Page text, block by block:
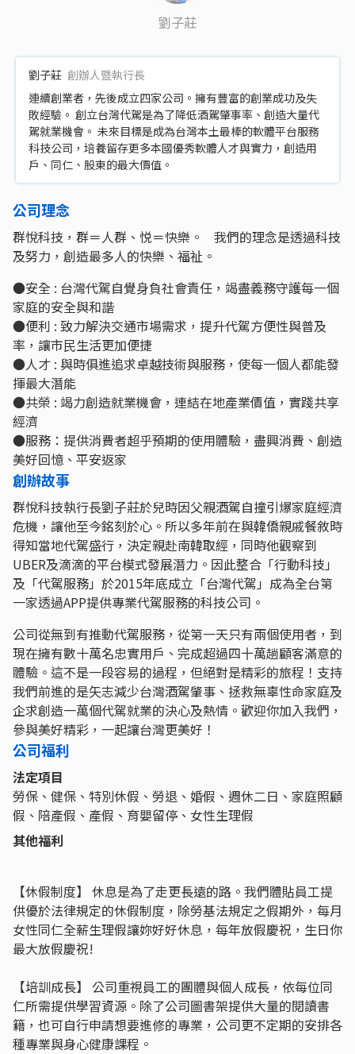
劉子莊
劉子莊 創辦人暨執行長
連續創業者，先後成立四家公司。擁有豐富的創業成功及失
敗經驗。 創立台灣代駕是為了降低酒駕肇事率、創造大量代
駕就業機會。 未來目標是成為台灣本土最棒的軟體平台服務
科技公司，培養留存更多本國優秀軟體人才與實力，創造用
戶、同仁、股東的最大價值。
公司理念
群悅科技，群＝⼈群、悦＝快樂。 我們的理念是透過科技
及努力，創造最多⼈的快樂、福祉。
●安全 : 台灣代駕⾃覺⾝負社會責任，竭盡義務守護每⼀個
家庭的安全與和諧
●便利 : 致力解決交通市場需求，提升代駕⽅便性與普及
率，讓市⺠生活更加便捷
●⼈才 : 與時俱進追求卓越技術與服務，使每⼀個⼈都能發
揮最大潛能
●共榮 : 竭力創造就業機會，連結在地產業價值，實踐共享
經濟
●服務：提供消費者超乎預期的使用體驗，盡興消費、創造
美好回憶、平安返家
創辦故事
群悅科技執⾏⾧劉⼦莊於兒時因⽗親酒駕⾃撞引爆家庭經濟
危機，讓他⾄今銘刻於⼼。所以多年前在與韓僑親戚餐敘時
得知當地代駕盛⾏，決定親赴南韓取經，同時他觀察到
UBER及滴滴的平台模式發展潛⼒。因此整合「⾏動科技」
及「代駕服務」於2015年底成⽴「台灣代駕」成為全台第
⼀家透過APP提供專業代駕服務的科技公司。
公司從無到有推動代駕服務，從第⼀天只有兩個使⽤者，到
現在擁有數十萬名忠實⽤⼾、完成超過四⼗萬趟顧客滿意的
體驗。這不是⼀段容易的過程，但絕對是精彩的旅程！⽀持
我們前進的是⽮志減少台灣酒駕肇事、拯救無辜性命家庭及
企求創造⼀萬個代駕就業的決⼼及熱情。歡迎你加⼊我們，
參與美好精彩，⼀起讓台灣更美好！
公司福利
法定項目
勞保、健保、特別休假、勞退、婚假、週休二日、家庭照顧
假、陪產假、產假、育嬰留停、女性生理假
其他福利
【休假制度】 休息是為了走更長遠的路。我們體貼員工提
供優於法律規定的休假制度，除勞基法規定之假期外，每月
女性同仁全薪生理假讓妳好好休息，每年放假慶祝，生日你
最大放假慶祝!
【培訓成長】 公司重視員工的團體與個人成長，依每位同
仁所需提供學習資源。除了公司圖書架提供大量的閱讀書
籍，也可自行申請想要進修的專業，公司更不定期的安排各
種專業與身心健康課程。